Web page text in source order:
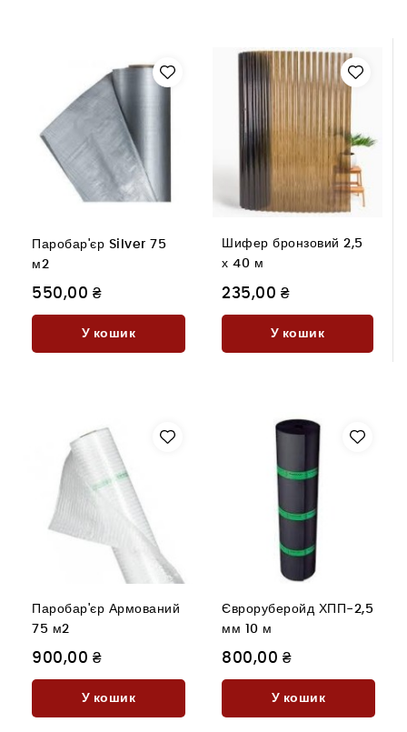
Паробар'єр Silver 75
м2
550,00 ₴
У кошик
Шифер бронзовий 2,5
х 40 м
235,00 ₴
У кошик
Паробар'єр Армований
75 м2
900,00 ₴
У кошик
Євроруберойд ХПП-2,5
мм 10 м
800,00 ₴
У кошик